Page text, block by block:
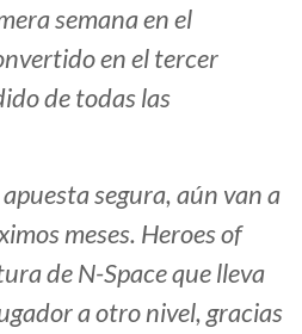
semana en el
en el tercer
de todas las
segura, aún van a
meses. Heroes of
de N-Space que lleva
a otro nivel, gracias